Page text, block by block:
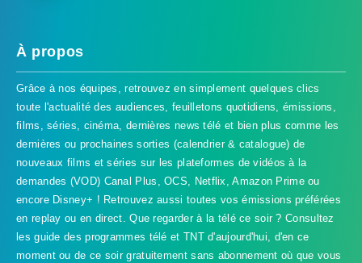
À propos
Grâce à nos équipes, retrouvez en simplement quelques clics
toute l'actualité des audiences, feuilletons quotidiens, émissions,
films, séries, cinéma, dernières news télé et bien plus comme les
dernières ou prochaines sorties (calendrier & catalogue) de
nouveaux films et séries sur les plateformes de vidéos à la
demandes (VOD) Canal Plus, OCS, Netflix, Amazon Prime ou
encore Disney+ ! Retrouvez aussi toutes vos émissions préférées
en replay ou en direct. Que regarder à la télé ce soir ? Consultez
les guide des programmes télé et TNT d'aujourd'hui, d'en ce
moment ou de ce soir gratuitement sans abonnement où que vous